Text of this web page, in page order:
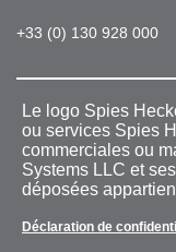
+33 (0) 130 928 000
Le logo Spies
ou services Spies
commerciales ou
Systems LLC et
déposées
Déclaration de